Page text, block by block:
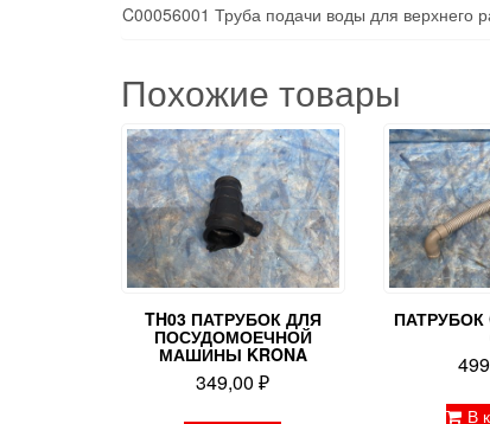
C00056001 Труба подачи воды для верхнего
Похожие товары
TH03 ПАТРУБОК ДЛЯ
ПОСУДОМОЕЧНОЙ
МАШИНЫ KRONA
349,00₽
ПАТРУБОК
В